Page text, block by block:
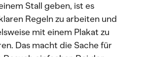
Stall geben, ist es
Regeln zu arbeiten und
mit einem Plakat zu
Das macht die Sache für